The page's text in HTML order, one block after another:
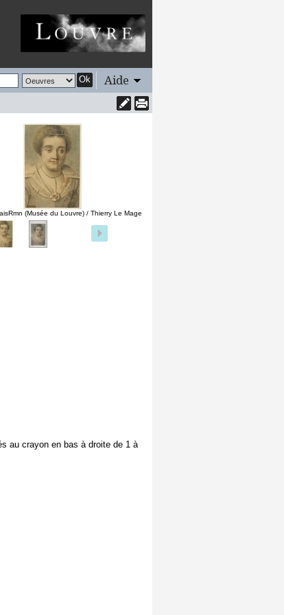
Ok Aide
(Musée du Louvre) / Thierry Le Mage
au crayon en bas à droite de 1 à